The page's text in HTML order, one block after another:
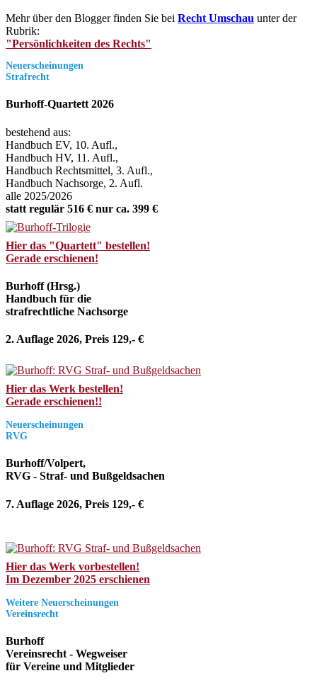
Mehr über den Blogger finden Sie bei Recht Umschau unter der
Rubrik:
"Persönlichkeiten des Rechts"
Neuerscheinungen
Strafrecht
Burhoff-Quartett 2026
bestehend aus:
Handbuch EV, 10. Aufl.,
Handbuch HV, 11. Aufl.,
Handbuch Rechtsmittel, 3. Aufl.,
Handbuch Nachsorge, 2. Aufl.
alle 2025/2026
statt regulär 516 € nur ca. 399 €
Hier das "Quartett" bestellen!
Gerade erschienen!
Burhoff (Hrsg.)
Handbuch für die
strafrechtliche Nachsorge
2. Auflage 2026, Preis 129,- €
Hier das Werk bestellen!
Gerade erschienen!!
Neuerscheinungen
RVG
Burhoff/Volpert,
RVG - Straf- und Bußgeldsachen
7. Auflage 2026, Preis 129,- €
Hier das Werk vorbestellen!
Im Dezember 2025 erschienen
Weitere Neuerscheinungen
Vereinsrecht
Burhoff
Vereinsrecht - Wegweiser
für Vereine und Mitglieder